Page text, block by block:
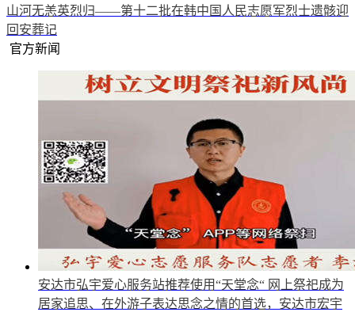
山河无恙英烈归——第十二批在韩中国人民志愿军烈士遗骸迎
回安葬记
官方新闻
安达市弘宇爱心服务站推荐使用“天堂念“ 网上祭祀成为
居家追思、在外游子表达思念之情的首选，安达市宏宇